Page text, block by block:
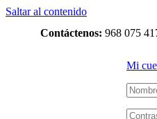
Saltar al contenido
Contáctenos: 968 075
Mi